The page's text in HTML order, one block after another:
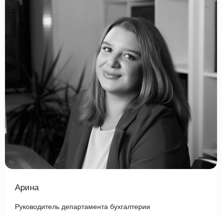
Арина
Руководитель департамента бухгалтерии